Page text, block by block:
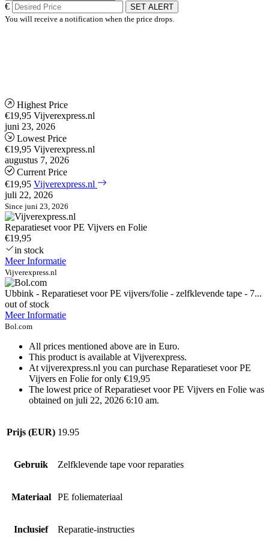
€
SET ALERT
You will receive a notification when the price drops.
Highest Price
€19,95 Vijverexpress.nl
juni 23, 2026
Lowest Price
€19,95 Vijverexpress.nl
augustus 7, 2026
Current Price
€19,95 Vijverexpress.nl
juli 22, 2026
Since juni 23, 2026
Reparatieset voor PE Vijvers en Folie
€19,95
in stock
Meer Informatie
Vijverexpress.nl
Ubbink - Reparatieset voor PE vijvers/folie - zelfklevende tape - 7...
out of stock
Meer Informatie
Bol.com
All prices mentioned above are in Euro.
This product is available at Vijverexpress.
At vijverexpress.nl you can purchase Reparatieset voor PE
Vijvers en Folie for only €19,95
The lowest price of Reparatieset voor PE Vijvers en Folie was
obtained on juli 22, 2026 6:10 am.
Prijs (EUR) 19.95
Gebruik Zelfklevende tape voor reparaties
Materiaal PE foliemateriaal
Inclusief Reparatie-instructies